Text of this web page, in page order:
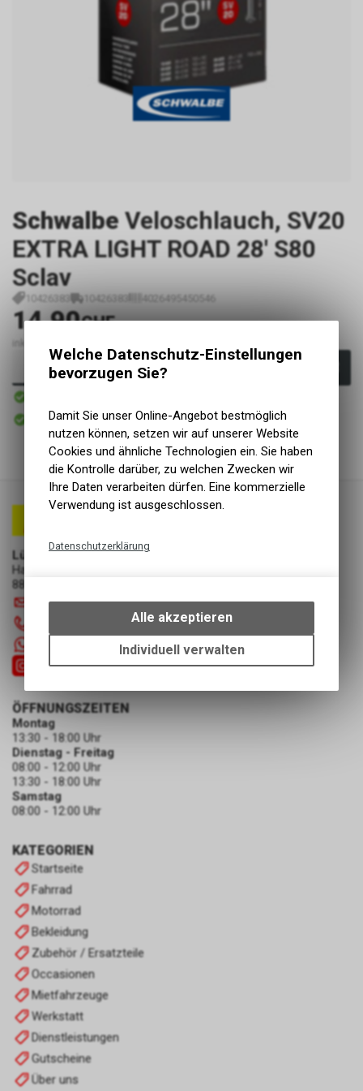
Schwalbe Veloschlauch, SV20
EXTRA LIGHT ROAD 28' S80
Sclav
10426383 10426383 4026495450546
14.90CHF
inkl. MwSt., zzgl.
In den Warenkorb
Sofort abholbar
Abholung Lüscher Motor- & Bike World
Lüscher Motor- & Bike World
Hauptstrasse 29a
8867 Niederurnen
info@luscherag.ch
KATEGORIEN
Startseite
Fahrrad
Motorrad
Bekleidung
Zubehör / Ersatzteile
Occasionen
Mietfahrzeuge
Werkstatt
Dienstleistungen
Gutscheine
Über uns
ÖFFNUNGSZEITEN
Montag
13:30 - 18:00 Uhr
Dienstag - Freitag
08:00 - 12:00 Uhr
13:30 - 18:00 Uhr
Samstag
08:00 - 12:00 Uhr
Welche Datenschutz-Einstellungen
bevorzugen Sie?
Damit Sie unser Online-Angebot bestmöglich
nutzen können, setzen wir auf unserer Website
Cookies und ähnliche Technologien ein. Sie haben
die Kontrolle darüber, zu welchen Zwecken wir
Ihre Daten verarbeiten dürfen. Eine kommerzielle
Verwendung ist ausgeschlossen.
Datenschutzerklärung
bestimmte Interaktionen und
Einstellungen auf Ihrem Gerät,
um die grundlegenden
Funktionen unseres Online-
Alle akzeptieren
Individuell verwalten